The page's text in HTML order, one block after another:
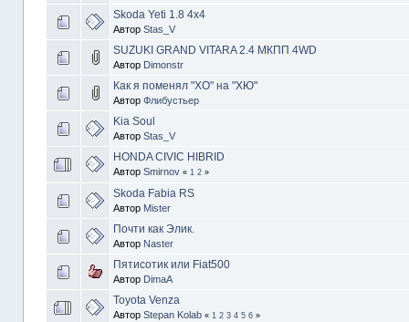
Skoda Yeti 1.8 4x4
Автор Stas_V
SUZUKI GRAND VITARA 2.4 МКПП 4WD
Автор Dimonstr
Как я поменял "ХО" на "ХЮ"
Автор Флибустьер
Kia Soul
Автор Stas_V
HONDA CIVIC HIBRID
Автор Smirnov « 1 2»
Skoda Fabia RS
Автор Mister
Почти как Элик.
Автор Naster
Пятисотик или Fiat500
Автор DimaA
Toyota Venza
Автор Stepan Kolab « 1 2 3 4 5 6»